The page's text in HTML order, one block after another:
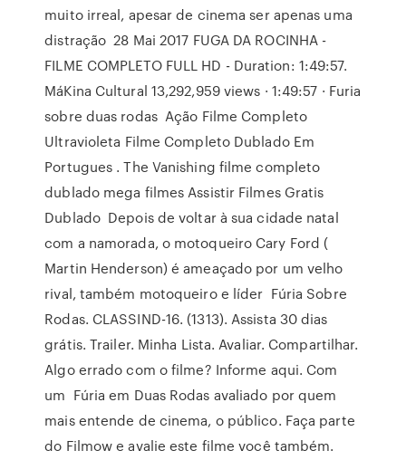
muito irreal, apesar de cinema ser apenas uma
distração 28 Mai 2017 FUGA DA ROCINHA -
FILME COMPLETO FULL HD - Duration: 1:49:57.
MáKina Cultural 13,292,959 views · 1:49:57 · Furia
sobre duas rodas Ação Filme Completo
Ultravioleta Filme Completo Dublado Em
Portugues . The Vanishing filme completo
dublado mega filmes Assistir Filmes Gratis
Dublado Depois de voltar à sua cidade natal
com a namorada, o motoqueiro Cary Ford (
Martin Henderson) é ameaçado por um velho
rival, também motoqueiro e líder Fúria Sobre
Rodas. CLASSIND-16. (1313). Assista 30 dias
grátis. Trailer. Minha Lista. Avaliar. Compartilhar.
Algo errado com o filme? Informe aqui. Com
um Fúria em Duas Rodas avaliado por quem
mais entende de cinema, o público. Faça parte
do Filmow e avalie este filme você também.